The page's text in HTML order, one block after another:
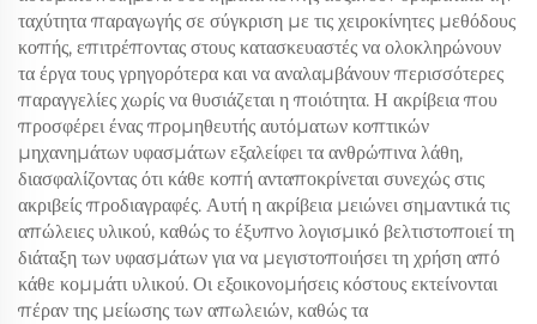
ταχύτητα παραγωγής σε σύγκριση με τις χειροκίνητες μεθόδους
κοπής, επιτρέποντας στους κατασκευαστές να ολοκληρώνουν
τα έργα τους γρηγορότερα και να αναλαμβάνουν περισσότερες
παραγγελίες χωρίς να θυσιάζεται η ποιότητα. Η ακρίβεια που
προσφέρει ένας προμηθευτής αυτόματων κοπτικών
μηχανημάτων υφασμάτων εξαλείφει τα ανθρώπινα λάθη,
διασφαλίζοντας ότι κάθε κοπή ανταποκρίνεται συνεχώς στις
ακριβείς προδιαγραφές. Αυτή η ακρίβεια μειώνει σημαντικά τις
απώλειες υλικού, καθώς το έξυπνο λογισμικό βελτιστοποιεί τη
διάταξη των υφασμάτων για να μεγιστοποιήσει τη χρήση από
κάθε κομμάτι υλικού. Οι εξοικονομήσεις κόστους εκτείνονται
πέραν της μείωσης των απωλειών, καθώς τα